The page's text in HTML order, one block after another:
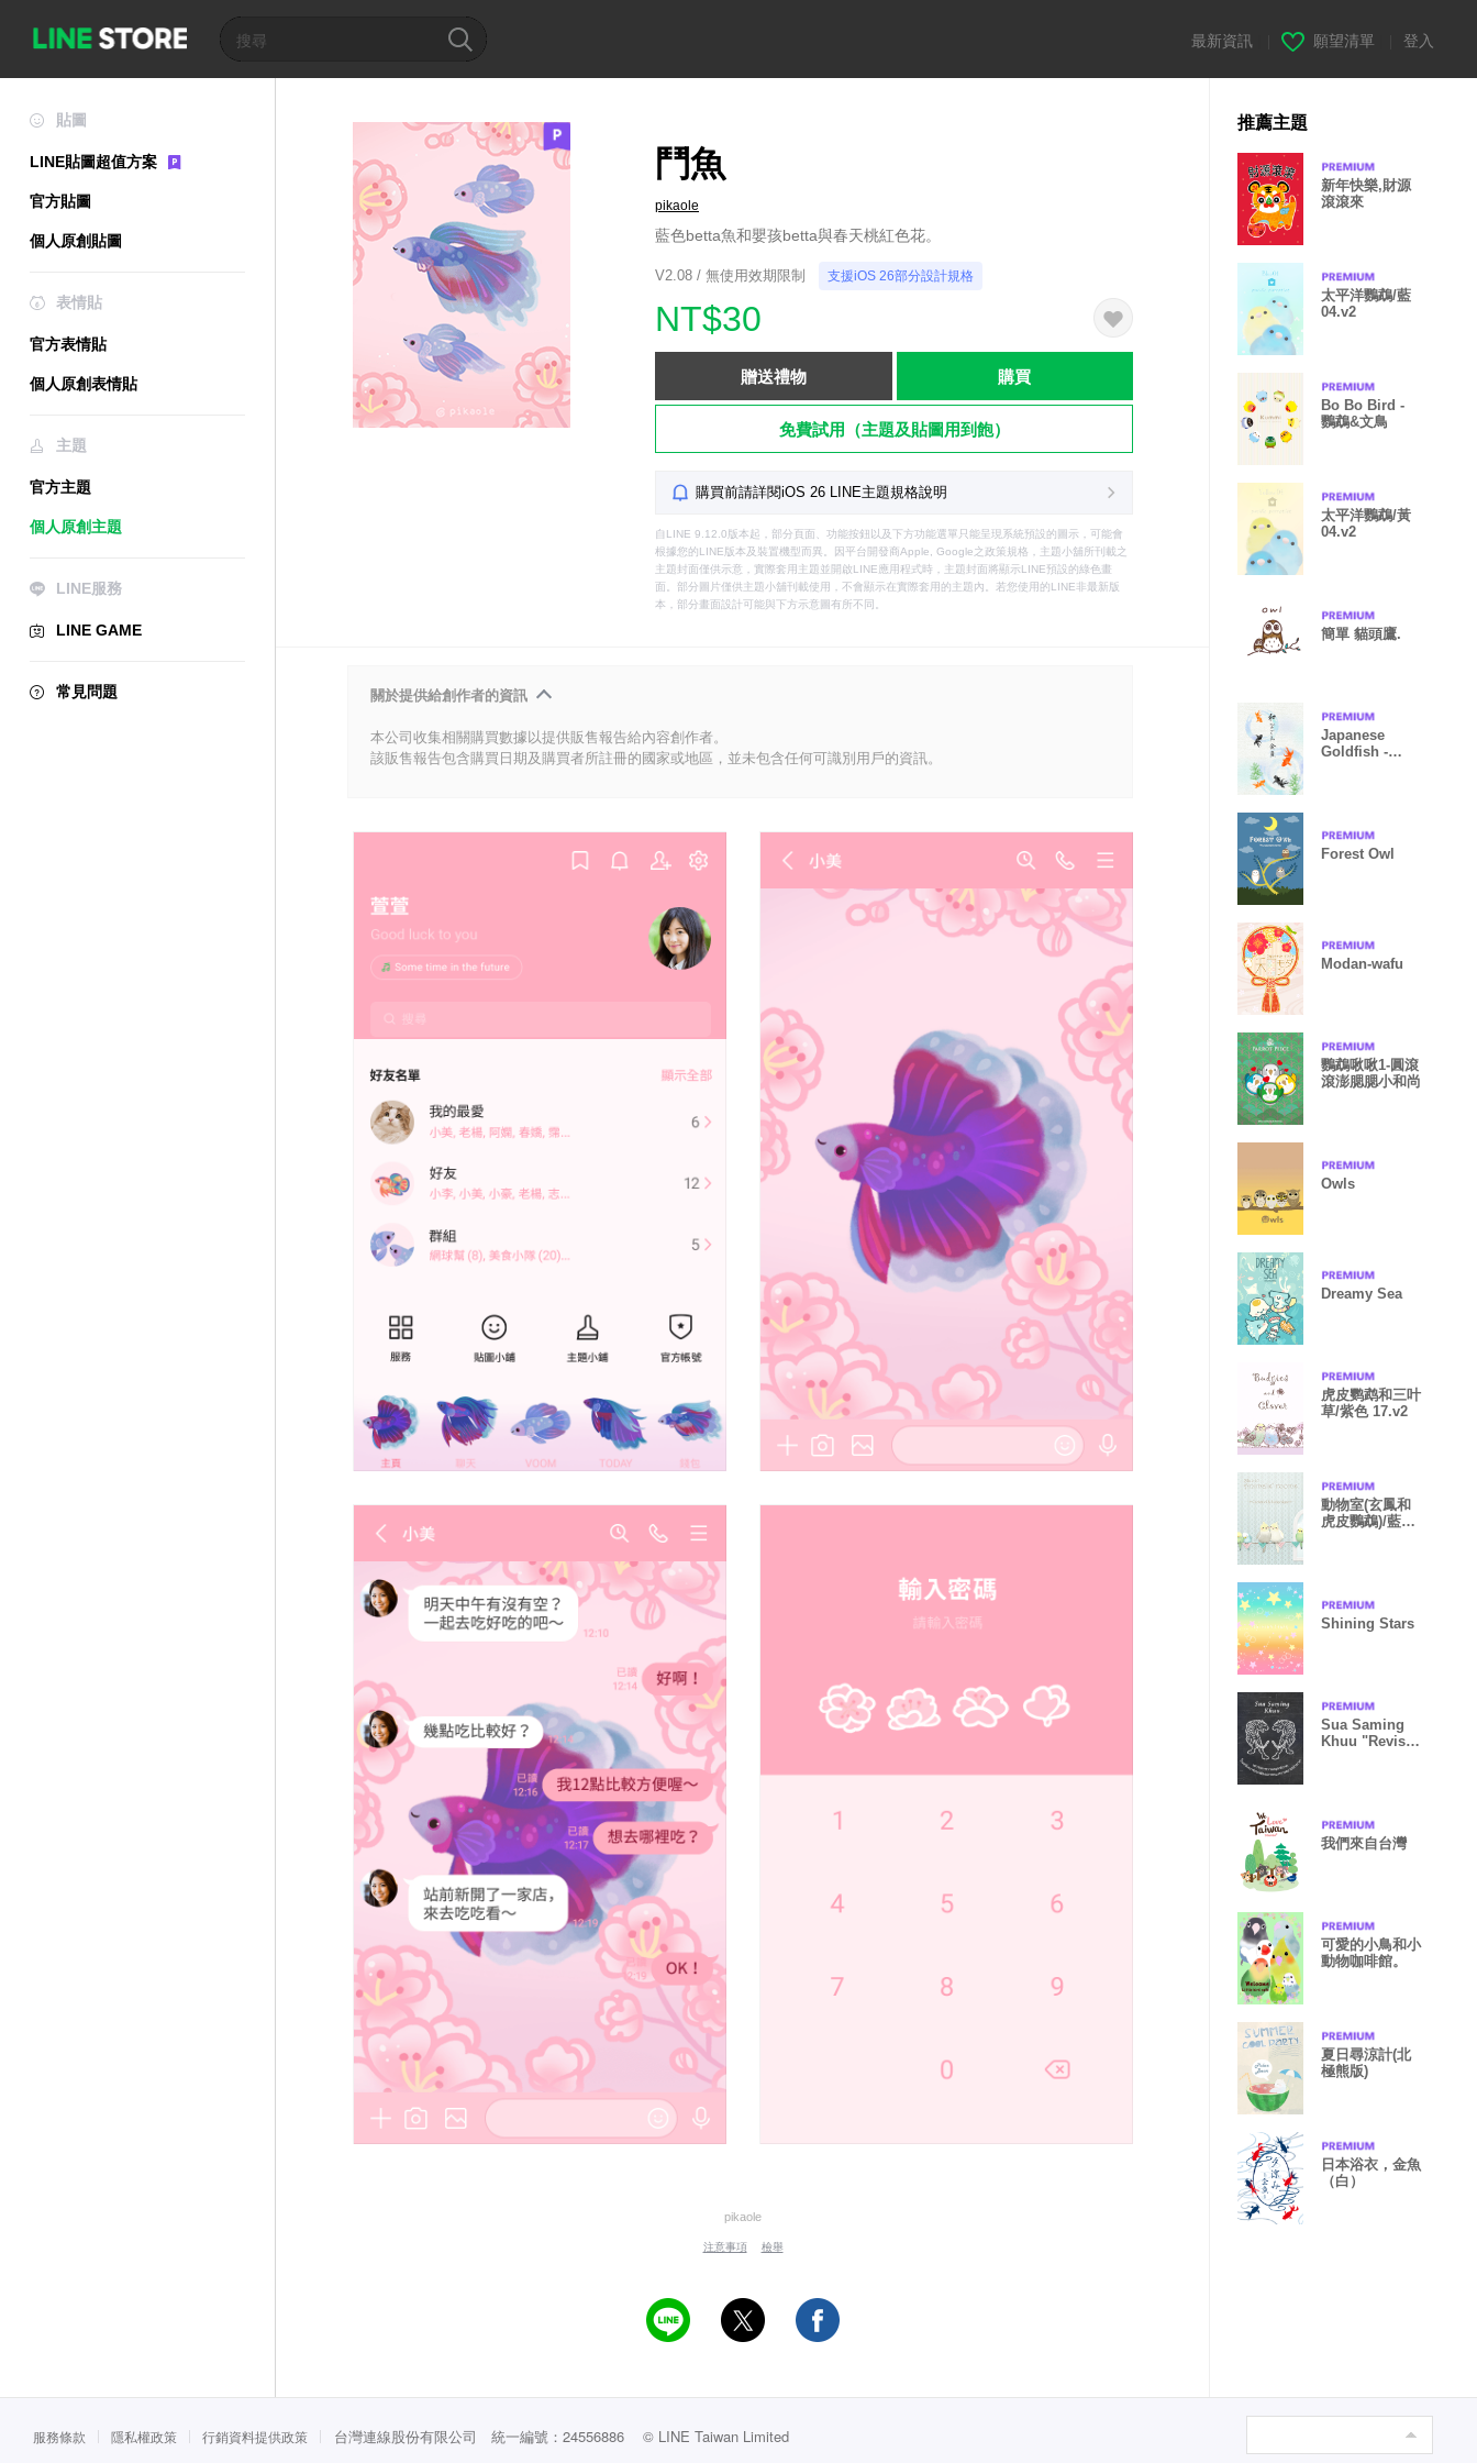
最新資訊 願望清單 登入
貼圖
LINE貼圖超值方案
官方貼圖
個人原創貼圖
表情貼
官方表情貼
個人原創表情貼
主題
官方主題
個人原創主題
LINE服務
LINE GAME
常見問題
鬥魚
pikaole
藍色betta魚和嬰孩betta與春天桃紅色花。
V2.08 / 無使用效期限制 支援iOS 26部分設計規格
NT$30
贈送禮物 購買
免費試用（主題及貼圖用到飽）
購買前請詳閱iOS 26 LINE主題規格說明
自LINE 9.12.0版本起，部分頁面、功能按鈕以及下方功能選單只能呈現系統預設的圖示，可能會
根據您的LINE版本及裝置機型而異。因平台開發商Apple, Google之政策規格，主題小舖所刊載之
主題封面僅供示意，實際套用主題並開啟LINE應用程式時，主題封面將顯示LINE預設的綠色畫
面。部分圖片僅供主題小舖刊載使用，不會顯示在實際套用的主題內。若您使用的LINE非最新版
本，部分畫面設計可能與下方示意圖有所不同。
關於提供給創作者的資訊
本公司收集相關購買數據以提供販售報告給內容創作者。
該販售報告包含購買日期及購買者所註冊的國家或地區，並未包含任何可識別用戶的資訊。
pikaole
注意事項 檢舉
推薦主題
新年快樂,財源
滾滾來
太平洋鸚鵡/藍
04.v2
Bo Bo Bird -
鸚鵡&文鳥
太平洋鸚鵡/黃
04.v2
簡單 貓頭鷹.
Japanese
Goldfish -
Forest Owl
Modan-wafu
鸚鵡啾啾1-圓滾
滾澎腮腮小和尚
Owls
Dreamy Sea
虎皮鹦鹉和三叶
草/紫色 17.v2
動物室(玄鳳和
虎皮鸚鵡)/藍
Shining Stars
Sua Saming
Khuu "Revised
我們來自台灣
可愛的小鳥和小
動物咖啡館。
夏日尋涼計(北
極熊版)
日本浴衣，金魚
（白）
服務條款 隱私權政策 行銷資料提供政策 台灣連線股份有限公司 統一編號：24556886 © LINE Taiwan Limited